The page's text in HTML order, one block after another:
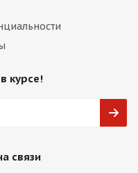
курсе!
связи